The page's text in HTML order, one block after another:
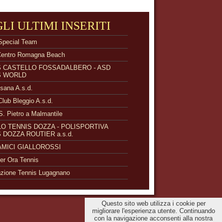
ULTIMI INSERITI
Team
Romagna Beach
CASTELLO FOSSADALBERO - ASD
WORLD
A.s.d.
Bleggio A.s.d.
Pietro a Malmantile
TENNIS DOZZA - POLISPORTIVA
DOZZA ROUTIER a.s.d.
GIALLOROSSI
Ora Tennis
Tennis Lugagnano
Questo sito web utilizza i cookie per
migliorare l'esperienza utente. Continuando
con la navigazione acconsenti alla nostra